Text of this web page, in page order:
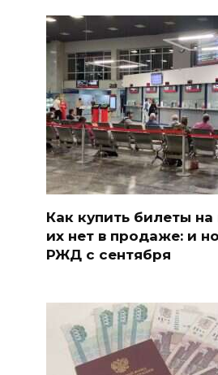
Как купить билеты на
их нет в продаже: и
РЖД с сентября